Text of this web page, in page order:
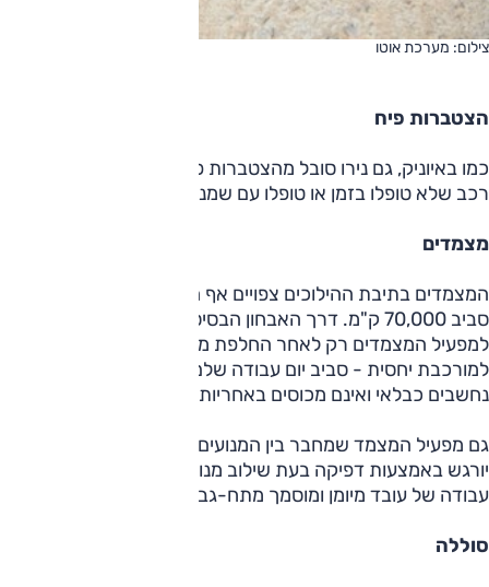
צילום: מערכת אוטו
הצטברות פיח
רכב שלא טופלו בזמן או טופלו עם שמנים באיכות נמוכה (כפי
מצמדים
המצמדים בתיבת ההילוכים צפויים אף הם לבלאי - תלוי באופי
סביב 70,000 ק"מ. דרך האבחון הבסיסית היא רעידות
למפעיל המצמדים רק לאחר החלפת מצמדים - כך שאי אפשר
למורכבת יחסית - סביב יום עבודה שלם לעובד מיומן - כך
נחשבים כבלאי ואינם מכוסים באחריות היצרן.
יורגש באמצעות דפיקה בעת שילוב מנוע הבעירה או ניתוק
עבודה של עובד מיומן ומוסמך מתח-גבוה.
סוללה